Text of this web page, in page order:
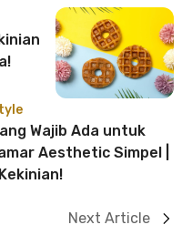
Wajib Ada untuk
Aesthetic Simpel |
Next Article